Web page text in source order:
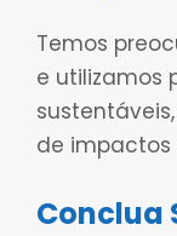
Temos
e utilizamos
de
Conclua